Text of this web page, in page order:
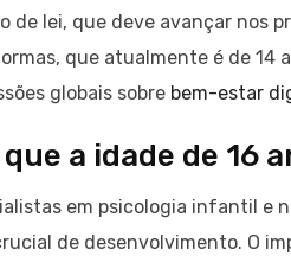
de lei, que deve avançar nos
que atualmente é de 14
globais sobre bem-estar
a idade de 16
em psicologia infantil e
de desenvolvimento. O